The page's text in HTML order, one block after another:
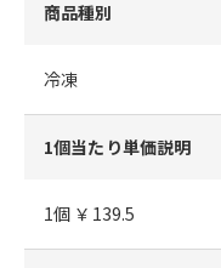
商品種別
冷凍
1個当たり単価説明
1個 ￥139.5